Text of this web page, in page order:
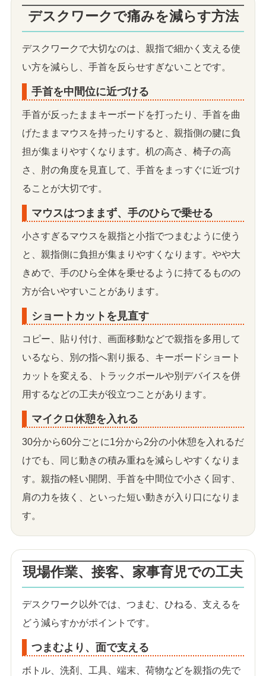
デスクワークで痛みを減らす方法
デスクワークで大切なのは、親指で細かく支える使
い方を減らし、手首を反らせすぎないことです。
手首を中間位に近づける
手首が反ったままキーボードを打ったり、手首を曲
げたままマウスを持ったりすると、親指側の腱に負
担が集まりやすくなります。机の高さ、椅子の高
さ、肘の角度を見直して、手首をまっすぐに近づけ
ることが大切です。
マウスはつままず、手のひらで乗せる
小さすぎるマウスを親指と小指でつまむように使う
と、親指側に負担が集まりやすくなります。やや大
きめで、手のひら全体を乗せるように持てるものの
方が合いやすいことがあります。
ショートカットを見直す
コピー、貼り付け、画面移動などで親指を多用して
いるなら、別の指へ割り振る、キーボードショート
カットを変える、トラックボールや別デバイスを併
用するなどの工夫が役立つことがあります。
マイクロ休憩を入れる
30分から60分ごとに1分から2分の小休憩を入れるだ
けでも、同じ動きの積み重ねを減らしやすくなりま
す。親指の軽い開閉、手首を中間位で小さく回す、
肩の力を抜く、といった短い動きが入り口になりま
す。
現場作業、接客、家事育児での工夫
デスクワーク以外では、つまむ、ひねる、支えるを
どう減らすかがポイントです。
つまむより、面で支える
ボトル、洗剤、工具、端末、荷物などを親指の先で